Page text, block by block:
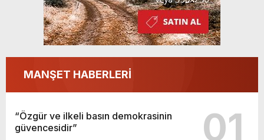
MANŞET HABERLERİ
“Özgür ve ilkeli basın demokrasinin
güvencesidir”
01